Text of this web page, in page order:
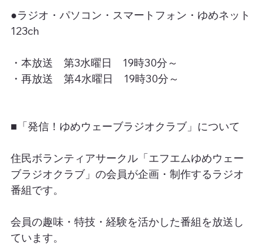
●ラジオ・パソコン・スマートフォン・ゆめネット
123ch
・本放送　第3水曜日　19時30分～
・再放送　第4水曜日　19時30分～
■「発信！ゆめウェーブラジオクラブ」について
住民ボランティアサークル「エフエムゆめウェー
ブラジオクラブ」の会員が企画・制作するラジオ
番組です。
会員の趣味・特技・経験を活かした番組を放送し
ています。